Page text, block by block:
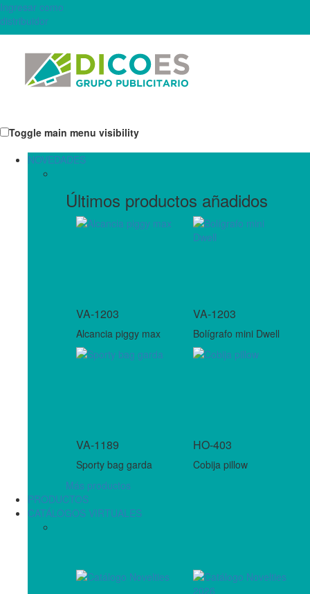
Ingresar como
distribuidor
Toggle main menu visibility
NOVEDADES
Últimos productos añadidos
VA-1203
Alcancia piggy max
VA-1203
Bolígrafo mini Dwell
VA-1189
Sporty bag garda
HO-403
Cobija pillow
Más productos
PRODUCTOS
CATÁLOGOS VIRTUALES